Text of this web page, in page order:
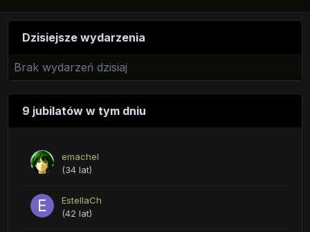
Dzisiejsze wydarzenia
Brak wydarzeń dzisiaj
9 jubilatów w tym dniu
emachel
(34 lat)
EstellaCh
(42 lat)